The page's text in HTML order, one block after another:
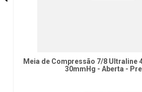
Meia de Compressão 7/8 Ultraline
30mmHg - Aberta -